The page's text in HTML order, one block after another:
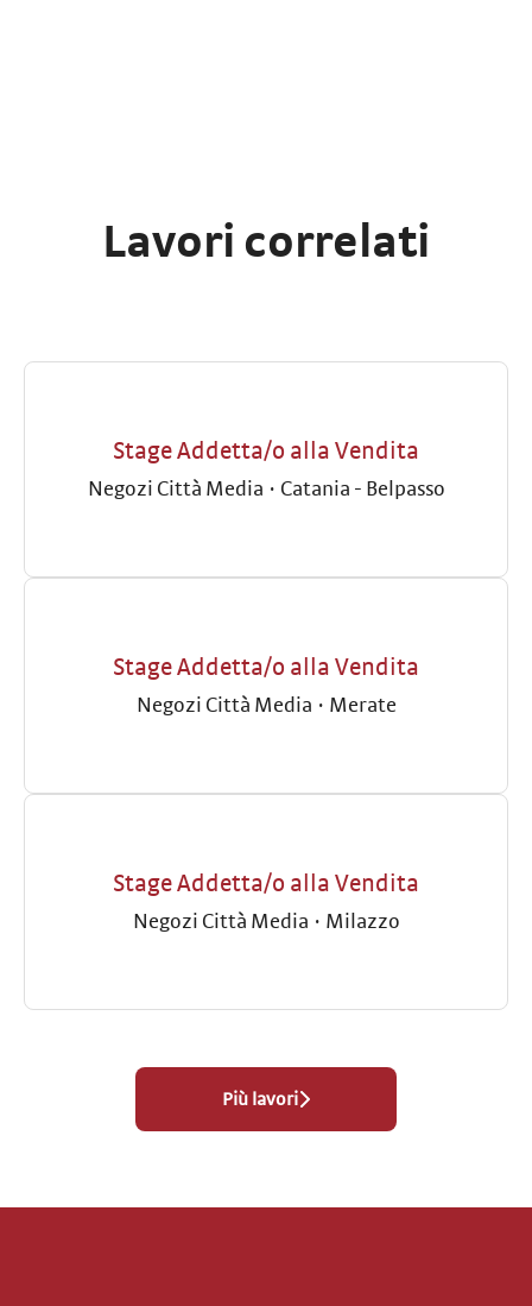
Lavori correlati
Stage Addetta/o alla Vendita
Negozi Città Media · Catania - Belpasso
Stage Addetta/o alla Vendita
Negozi Città Media · Merate
Stage Addetta/o alla Vendita
Negozi Città Media · Milazzo
Più lavori